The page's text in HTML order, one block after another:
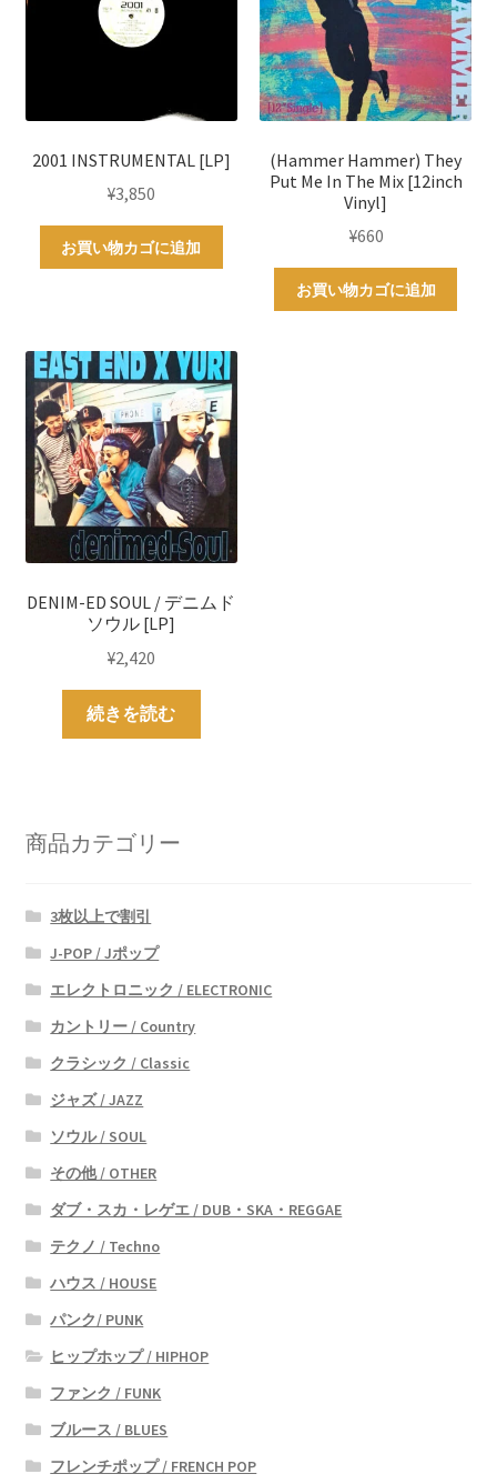
2001 INSTRUMENTAL [LP]
¥3,850
お買い物カゴに追加
(Hammer Hammer) They
Put Me In The Mix [12inch
Vinyl]
¥660
お買い物カゴに追加
DENIM-ED SOUL / デニムド
ソウル [LP]
¥2,420
続きを読む
商品カテゴリー
3枚以上で割引
J-POP / Jポップ
エレクトロニック / ELECTRONIC
カントリー / Country
クラシック / Classic
ジャズ / JAZZ
ソウル / SOUL
その他 / OTHER
ダブ・スカ・レゲエ / DUB・SKA・REGGAE
テクノ / Techno
ハウス / HOUSE
パンク/ PUNK
ヒップホップ / HIPHOP
ファンク / FUNK
ブルース / BLUES
フレンチポップ / FRENCH POP